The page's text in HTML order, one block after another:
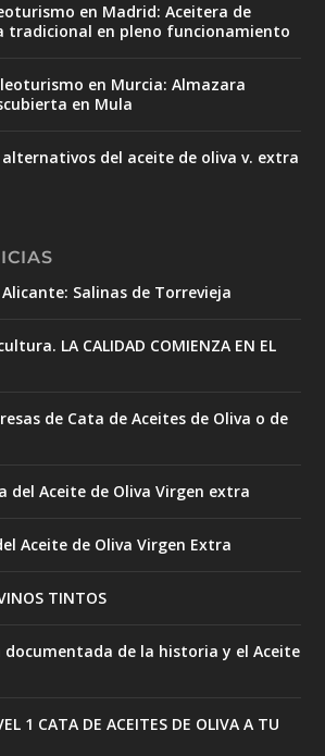
en Madrid: Aceitera de
tradicional en pleno funcionamiento
en Murcia: Almazara
en Mula
alternativos del aceite de oliva v. extra
Salinas de Torrevieja
LA CALIDAD COMIENZA EN EL
de Cata de Aceites de Oliva o de
del Aceite de Oliva Virgen extra
Aceite de Oliva Virgen Extra
TINTOS
documentada de la historia y el Aceite
1 CATA DE ACEITES DE OLIVA A TU